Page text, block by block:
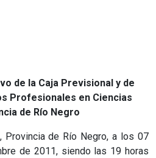
de la Caja Previsional y de
Profesionales en Ciencias
de Río Negro
Provincia de Río Negro, a los 07
de 2011, siendo las 19 horas